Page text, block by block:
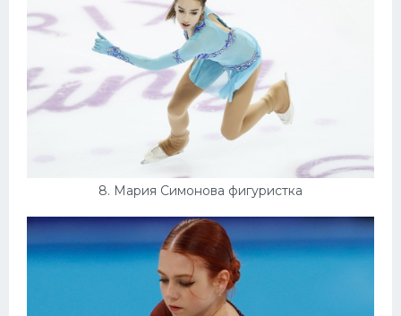
8. Мария Симонова фигуристка